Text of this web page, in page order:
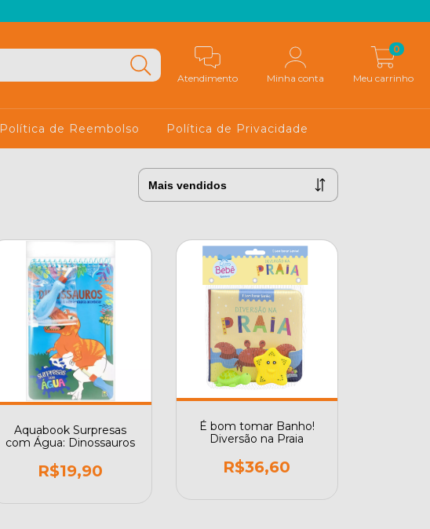
Atendimento Minha conta Meu carrinho
0
Política de Reembolso Política de Privacidade
Aquabook Surpresas
com Água: Dinossauros
R$19,90
É bom tomar Banho!
Diversão na Praia
R$36,60